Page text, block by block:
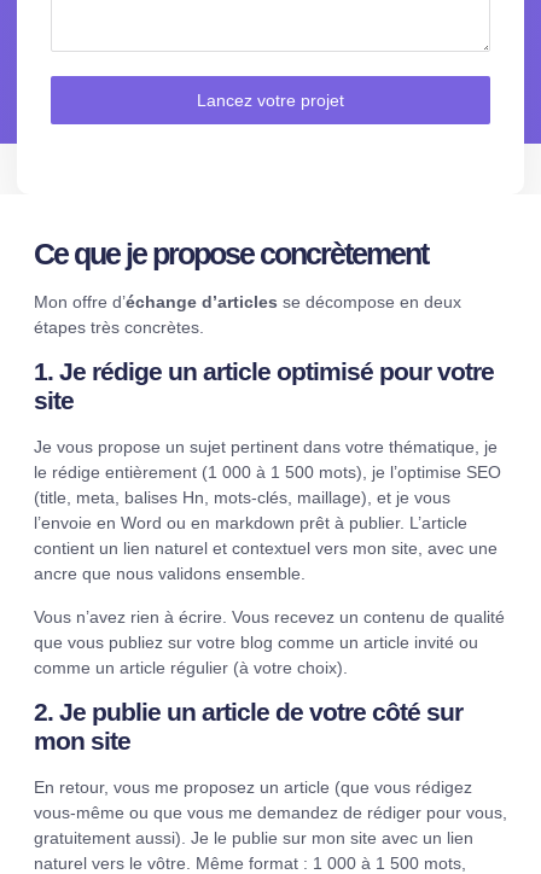
Lancez votre projet
Ce que je propose concrètement
Mon offre d’échange d’articles se décompose en deux
étapes très concrètes.
1. Je rédige un article optimisé pour votre
site
Je vous propose un sujet pertinent dans votre thématique, je
le rédige entièrement (1 000 à 1 500 mots), je l’optimise SEO
(title, meta, balises Hn, mots-clés, maillage), et je vous
l’envoie en Word ou en markdown prêt à publier. L’article
contient un lien naturel et contextuel vers mon site, avec une
ancre que nous validons ensemble.
Vous n’avez rien à écrire. Vous recevez un contenu de qualité
que vous publiez sur votre blog comme un article invité ou
comme un article régulier (à votre choix).
2. Je publie un article de votre côté sur
mon site
En retour, vous me proposez un article (que vous rédigez
vous-même ou que vous me demandez de rédiger pour vous,
gratuitement aussi). Je le publie sur mon site avec un lien
naturel vers le vôtre. Même format : 1 000 à 1 500 mots,